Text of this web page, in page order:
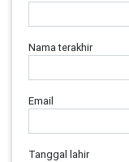
Nama terakhir
Email
Tanggal lahir